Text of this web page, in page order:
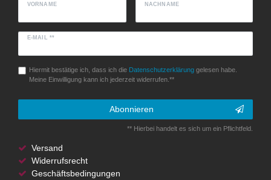
VORNAME NACHNAME
E-MAIL **
Hiermit bestätige ich, dass ich die Daten­schutz­erklärunggelesen habe.
Meine Einwilligung kann ich jederzeit widerrufen.**
Abonnieren
** Hierbei handelt es sich um ein Pflichtfeld.
Versand
Widerrufsrecht
Geschäftsbedingungen